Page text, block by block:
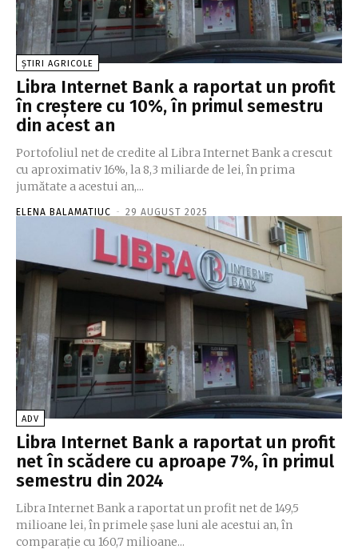
ȘTIRI AGRICOLE
Libra Internet Bank a raportat un profit
în creştere cu 10%, în primul semestru
din acest an
Portofoliul net de credite al Libra Internet Bank a crescut
cu aproximativ 16%, la 8,3 miliarde de lei, în prima
jumătate a acestui an,...
ELENA BALAMATIUC - 29 AUGUST 2025
ADV
Libra Internet Bank a raportat un profit
net în scădere cu aproape 7%, în primul
semestru din 2024
Libra Internet Bank a raportat un profit net de 149,5
milioane lei, în primele şase luni ale acestui an, în
comparaţie cu 160,7 milioane...